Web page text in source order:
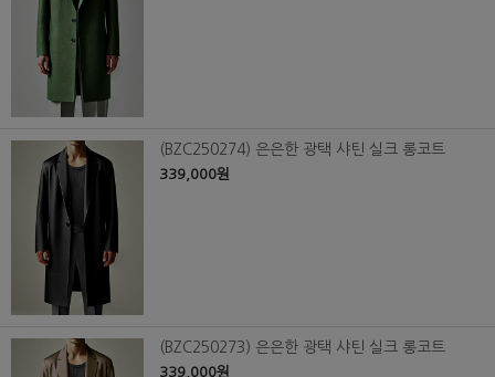
(BZC250274) 은은한 광택 샤틴 실크 롱코트
339,000원
(BZC250273) 은은한 광택 샤틴 실크 롱코트
339,000원